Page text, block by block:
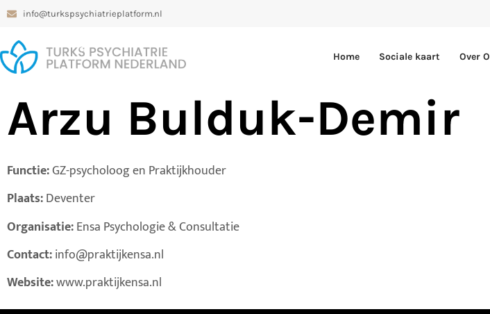
info@turkspsychiatrieplatform.nl
Home Sociale kaart Over
Arzu Bulduk-Demir
Functie:GZ-psycholoog en Praktijkhouder
Plaats:Deventer
Organisatie:Ensa Psychologie & Consultatie
Contact:info@praktijkensa.nl
Website:www.praktijkensa.nl